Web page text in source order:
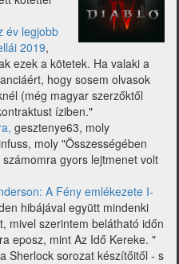
év legjobb
2019,
ezek a kötetek. Ha valaki a
hogy sosem olvasok
(még magyar szerzőktől
íziben."
gesztenye63, moly
moly "Összességében
gyors lejtmenet volt
A Fény emlékezete I-
hibájával együtt mindenki
mivel szerintem belátható időn
eposz, mint Az Idő Kereke. "
Sherlock sorozat készítőitől - s